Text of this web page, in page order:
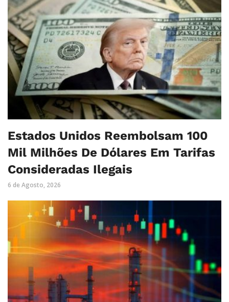
Estados Unidos Reembolsam 100
Mil Milhões De Dólares Em Tarifas
Consideradas Ilegais
6 de Agosto, 2026